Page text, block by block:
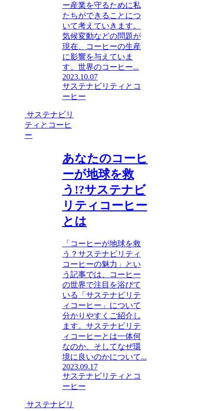
ー産業を守るために私
たちができることにつ
いて考えていきます。
気候変動などの問題が
現在、コーヒーの生産
に影響を与えていま
す。世界のコーヒー...
2023.10.07
サステナビリティとコ
ーヒー
サステナビリ
ティとコーヒ
ー
あなたのコーヒ
ーが地球を救
う!?サステナビ
リティコーヒー
とは
「コーヒーが地球を救
う？サステナビリティ
コーヒーの魅力」とい
う記事では、コーヒー
の世界で注目を浴びて
いる「サステナビリテ
ィコーヒー」について
分かりやすくご紹介し
ます。サステナビリテ
ィコーヒーとは一体何
なのか、そしてなぜ環
境に良いのかについて...
2023.09.17
サステナビリティとコ
ーヒー
サステナビリ